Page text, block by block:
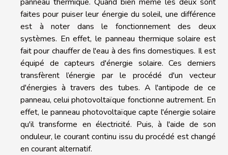
faites pour puiser leur énergie du soleil, une différence
est à noter dans le fonctionnement des deux
systèmes. En effet, le panneau thermique solaire est
fait pour chauffer de l'eau à des fins domestiques. Il est
équipé de capteurs d'énergie solaire. Ces derniers
transfèrent l’énergie par le procédé d'un vecteur
d'énergies à travers des tubes. A l'antipode de ce
panneau, celui photovoltaïque fonctionne autrement. En
effet, le panneau photovoltaïque capte l'énergie solaire
qu'il transforme en électricité. Puis, à l'aide de son
onduleur, le courant continu issu du procédé est changé
en courant alternatif.